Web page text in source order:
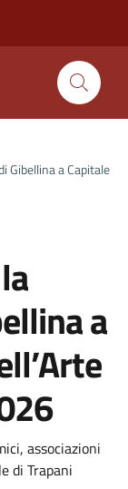
Gibellina a Capitale
a
associazioni
di Trapani